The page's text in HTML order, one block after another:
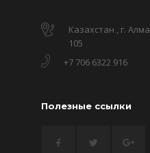
Казахстан , г.
105
+7 706 6322 916
Полезные ссылки